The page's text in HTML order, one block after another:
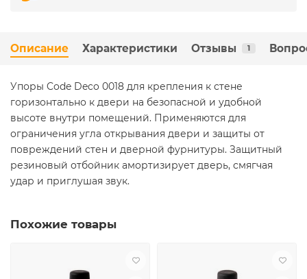
Описание Характеристики Отзывы 1
Упоры Code Deco 0018 для крепления к стене
горизонтально к двери на безопасной и удобной
высоте внутри помещений. Применяются для
ограничения угла открывания двери и защиты от
повреждений стен и дверной фурнитуры. Защитный
резиновый отбойник амортизирует дверь, смягчая
удар и приглушая звук.
Похожие товары